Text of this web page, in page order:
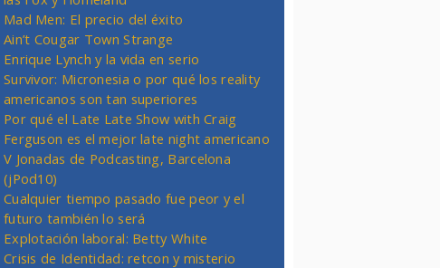
Mad Men: El precio del éxito
Ain’t Cougar Town Strange
Enrique Lynch y la vida en serio
Survivor: Micronesia o por qué los reality
americanos son tan superiores
Por qué el Late Late Show with Craig
Ferguson es el mejor late night americano
V Jonadas de Podcasting, Barcelona
(jPod10)
Cualquier tiempo pasado fue peor y el
futuro también lo será
Explotación laboral: Betty White
Crisis de Identidad: retcon y misterio